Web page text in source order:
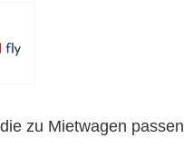
zu Mietwagen passen